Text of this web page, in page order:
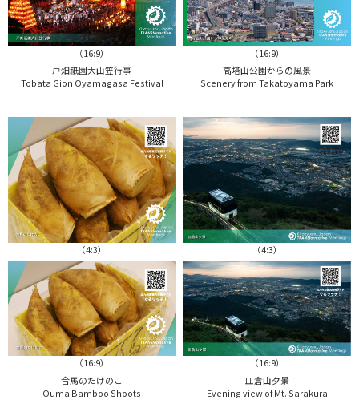
（16:9）
戸畑祇園大山笠行事
Tobata Gion Oyamagasa Festival
（16:9）
高塔山公園からの風景
Scenery from Takatoyama Park
（4:3）
（16:9）
合馬のたけのこ
Ouma Bamboo Shoots
（4:3）
（16:9）
皿倉山夕景
Evening view of Mt. Sarakura